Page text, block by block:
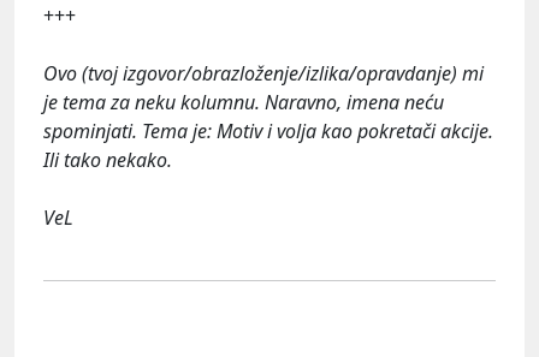
+++
Ovo (tvoj izgovor/obrazloženje/izlika/opravdanje) mi
je tema za neku kolumnu. Naravno, imena neću
spominjati. Tema je: Motiv i volja kao pokretači akcije.
Ili tako nekako.
VeL